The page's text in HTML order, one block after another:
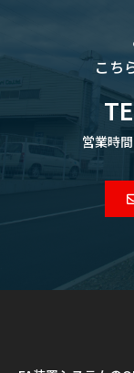
こち
営業時